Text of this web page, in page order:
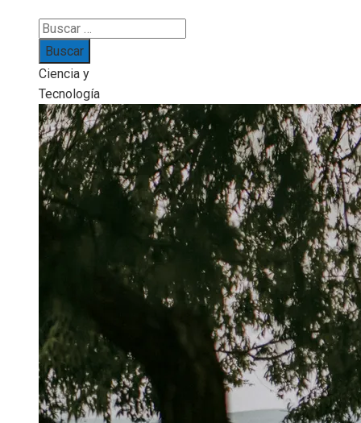
Buscar:
Ciencia y
Tecnología